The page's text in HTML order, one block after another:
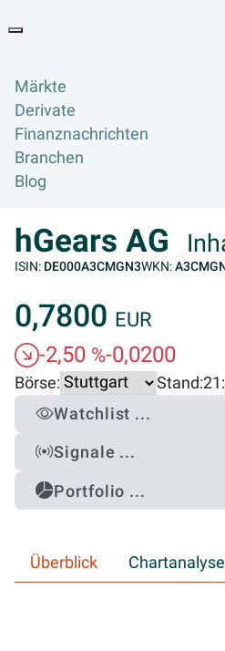
Märkte
Derivate
Finanznachrichten
Branchen
Blog
hGears AG
ISIN: DE000A3CMGN3WKN:
0,7800 EUR
-2,50 %-0,0200
Börse: Stand:
Watchlist ...
Signale ...
Portfolio ...
Überblick Chartanalyse